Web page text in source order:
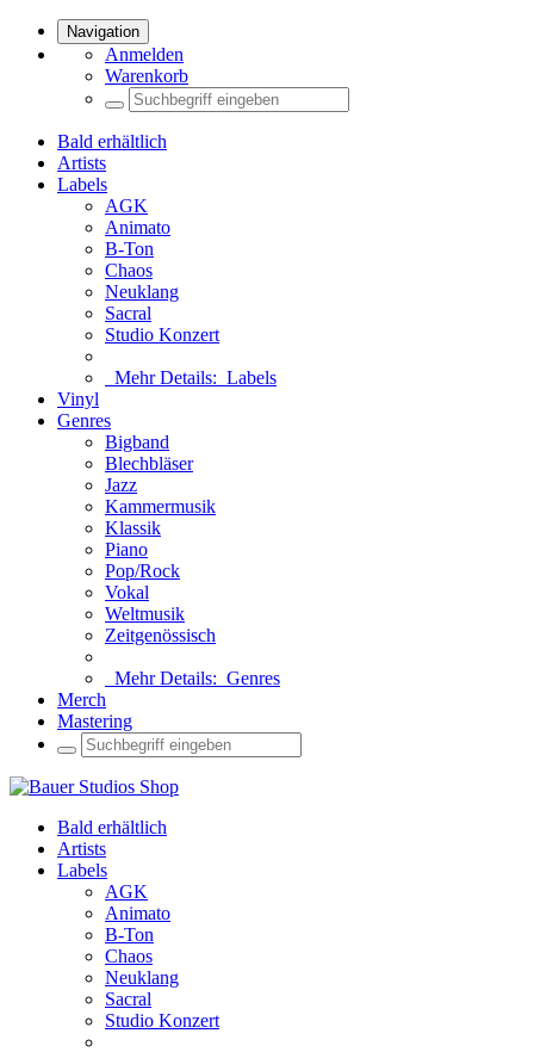
Navigation
Anmelden
Warenkorb
Bald erhältlich
Artists
Labels
AGK
Animato
B-Ton
Chaos
Neuklang
Sacral
Studio Konzert
Mehr Details: Labels
Vinyl
Genres
Bigband
Blechbläser
Jazz
Kammermusik
Klassik
Piano
Pop/Rock
Vokal
Weltmusik
Zeitgenössisch
Mehr Details: Genres
Merch
Mastering
Bald erhältlich
Artists
Labels
AGK
Animato
B-Ton
Chaos
Neuklang
Sacral
Studio Konzert